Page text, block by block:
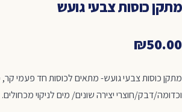
מתקן כוסות צבעי גועש
₪50.00
מתקן כוסות צבעי גועש- מתאים לכוסות חד פעמי קר,
וכדומה/דבק/חוצרי יצירה שונים/ מים לניקוי מכחולים.